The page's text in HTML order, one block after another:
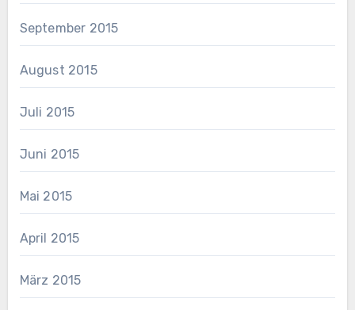
September 2015
August 2015
Juli 2015
Juni 2015
Mai 2015
April 2015
März 2015